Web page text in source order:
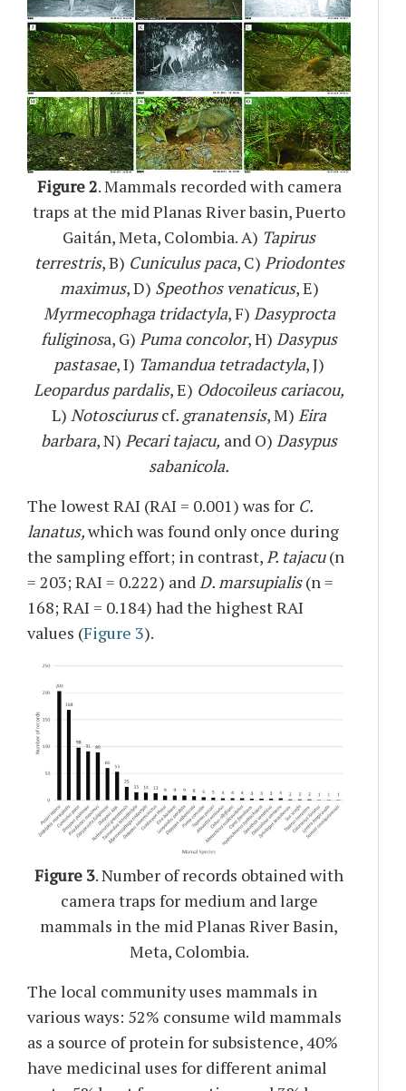
Figure 2. Mammals recorded with camera
traps at the mid Planas River basin, Puerto
Gaitán, Meta, Colombia. A) Tapirus
terrestris, B) Cuniculus paca, C) Priodontes
maximus, D) Speothos venaticus, E)
Myrmecophaga tridactyla, F) Dasyprocta
fuliginosa, G) Puma concolor, H) Dasypus
pastasae, I) Tamandua tetradactyla, J)
Leopardus pardalis, E) Odocoileus cariacou,
L) Notosciuruscf. granatensis, M) Eira
barbara, N) Pecari tajacu, and O) Dasypus
sabanicola.
The lowest RAI (RAI = 0.001) was for C.
lanatus,which was found only once during
the sampling effort; in contrast,P. tajacu(n
= 203; RAI = 0.222) andD. marsupialis(n =
168; RAI = 0.184) had the highest RAI
values (Figure 3).
Figure 3. Number of records obtained with
camera traps for medium and large
mammals in the mid Planas River Basin,
Meta, Colombia.
The local community uses mammals in
various ways: 52% consume wild mammals
as a source of protein for subsistence, 40%
have medicinal uses for different animal